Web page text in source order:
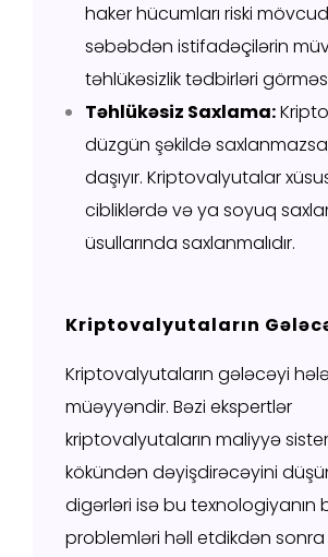
haker hücumları riski
səbəbdən istifadəçilərin
təhlükəsizlik tədbirləri
Təhlükəsiz Saxlama:
düzgün şəkildə
daşıyır. Kriptovalyutalar
cibliklərdə və ya soyuq
üsullarında saxlanmalıdır.
Kriptovalyutaların
Kriptovalyutaların gələcəyi
müəyyəndir. Bəzi ekspertlər
kriptovalyutaların maliyyə
kökündən dəyişdirəcəyini
digərləri isə bu texnologiyanın
problemləri həll etdikdən